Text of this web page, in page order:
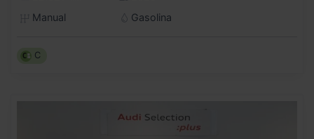
Manual
Gasolina
C